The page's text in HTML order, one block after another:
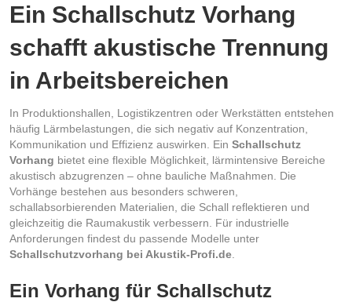
Ein Schallschutz Vorhang
schafft akustische Trennung
in Arbeitsbereichen
In Produktionshallen, Logistikzentren oder Werkstätten entstehen
häufig Lärmbelastungen, die sich negativ auf Konzentration,
Kommunikation und Effizienz auswirken. Ein Schallschutz
Vorhang bietet eine flexible Möglichkeit, lärmintensive Bereiche
akustisch abzugrenzen – ohne bauliche Maßnahmen. Die
Vorhänge bestehen aus besonders schweren,
schallabsorbierenden Materialien, die Schall reflektieren und
gleichzeitig die Raumakustik verbessern. Für industrielle
Anforderungen findest du passende Modelle unter
Schallschutzvorhang bei Akustik-Profi.de
Ein Vorhang für Schallschutz